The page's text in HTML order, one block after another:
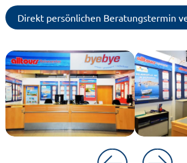
Direkt persönlichen Beratungstermin